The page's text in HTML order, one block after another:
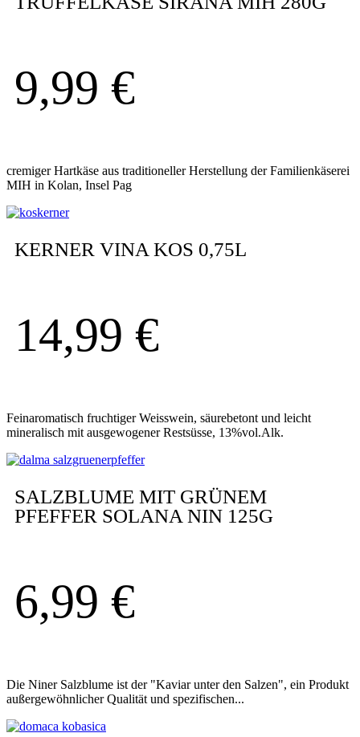
9,99 €
cremiger Hartkäse aus traditioneller Herstellung der Familienkäserei
MIH in Kolan, Insel Pag
KERNER VINA KOS 0,75L
14,99 €
Feinaromatisch fruchtiger Weisswein, säurebetont und leicht
mineralisch mit ausgewogener Restsüsse, 13%vol.Alk.
SALZBLUME MIT GRÜNEM
PFEFFER SOLANA NIN 125G
6,99 €
Die Niner Salzblume ist der "Kaviar unter den Salzen", ein Produkt
außergewöhnlicher Qualität und spezifischen...